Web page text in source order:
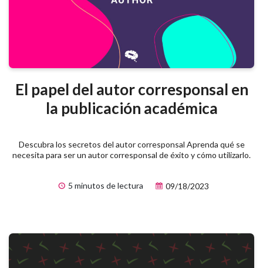
El papel del autor corresponsal en
la publicación académica
Descubra los secretos del autor corresponsal Aprenda qué se
necesita para ser un autor corresponsal de éxito y cómo utilizarlo.
5 minutos de lectura 09/18/2023